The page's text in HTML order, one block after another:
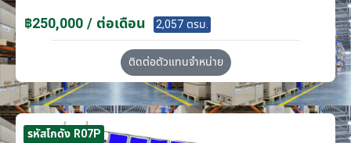
฿250,000 / ต่อเดือน 2,057 ตรม.
ติดต่อตัวแทนจำหน่าย
รหัสโกดัง R07P